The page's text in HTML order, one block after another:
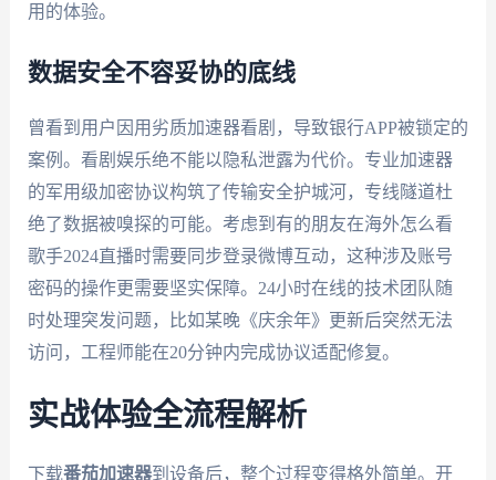
用的体验。
数据安全不容妥协的底线
曾看到用户因用劣质加速器看剧，导致银行APP被锁定的
案例。看剧娱乐绝不能以隐私泄露为代价。专业加速器
的军用级加密协议构筑了传输安全护城河，专线隧道杜
绝了数据被嗅探的可能。考虑到有的朋友在海外怎么看
歌手2024直播时需要同步登录微博互动，这种涉及账号
密码的操作更需要坚实保障。24小时在线的技术团队随
时处理突发问题，比如某晚《庆余年》更新后突然无法
访问，工程师能在20分钟内完成协议适配修复。
实战体验全流程解析
下载番茄加速器到设备后，整个过程变得格外简单。开